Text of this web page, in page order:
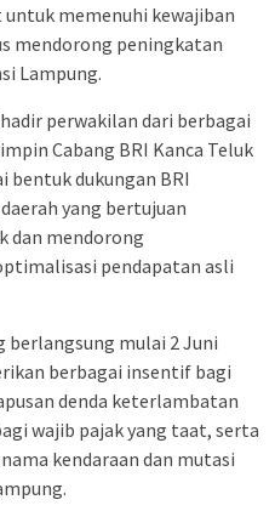
untuk memenuhi kewajiban
mendorong peningkatan
Lampung.
perwakilan dari berbagai
Cabang BRI Kanca Teluk
bentuk dukungan BRI
yang bertujuan
dan mendorong
pendapatan asli
berlangsung mulai 2 Juni
berbagai insentif bagi
denda keterlambatan
wajib pajak yang taat, serta
kendaraan dan mutasi